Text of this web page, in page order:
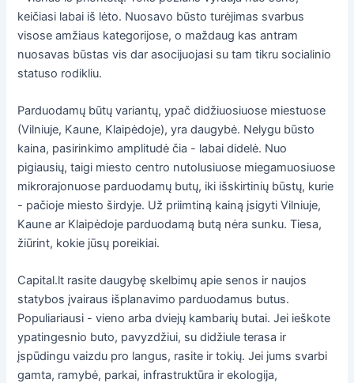
keičiasi labai iš lėto. Nuosavo būsto turėjimas svarbus
visose amžiaus kategorijose, o maždaug kas antram
nuosavas būstas vis dar asocijuojasi su tam tikru socialinio
statuso rodikliu.
Parduodamų būtų variantų, ypač didžiuosiuose miestuose
(Vilniuje, Kaune, Klaipėdoje), yra daugybė. Nelygu būsto
kaina, pasirinkimo amplitudė čia - labai didelė. Nuo
pigiausių, taigi miesto centro nutolusiuose miegamuosiuose
mikrorajonuose parduodamų butų, iki išskirtinių būstų, kurie
- pačioje miesto širdyje. Už priimtiną kainą įsigyti Vilniuje,
Kaune ar Klaipėdoje parduodamą butą nėra sunku. Tiesa,
žiūrint, kokie jūsų poreikiai.
Capital.lt rasite daugybę skelbimų apie senos ir naujos
statybos įvairaus išplanavimo parduodamus butus.
Populiariausi - vieno arba dviejų kambarių butai. Jei ieškote
ypatingesnio buto, pavyzdžiui, su didžiule terasa ir
įspūdingu vaizdu pro langus, rasite ir tokių. Jei jums svarbi
gamta, ramybė, parkai, infrastruktūra ir ekologija,